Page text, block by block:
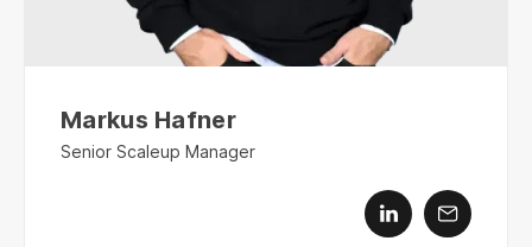
Markus Hafner
Senior Scaleup Manager